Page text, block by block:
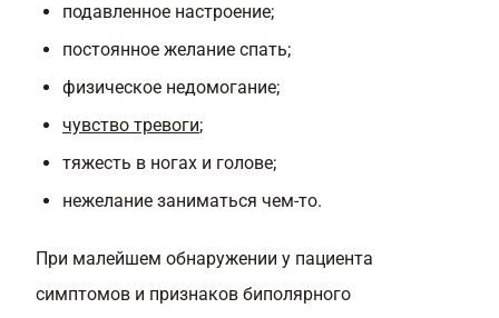
подавленное настроение;
постоянное желание спать;
физическое недомогание;
чувство тревоги;
тяжесть в ногах и голове;
нежелание заниматься чем-то.
При малейшем обнаружении у пациента
симптомов и признаков биполярного